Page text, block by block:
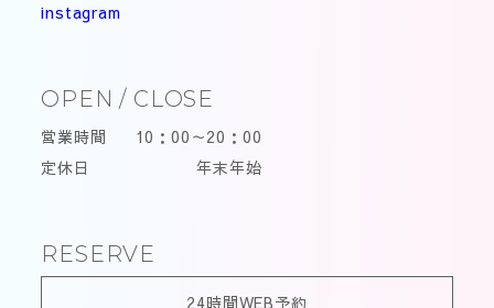
OPEN / CLOSE
営業時間
10：00～20：00
定休日
年末年始
RESERVE
24時間WEB予約